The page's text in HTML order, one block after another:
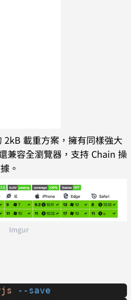
載重方案，擁有同樣強大
兼容全瀏覽器，支持 Chain 操
。
Imgur
--save